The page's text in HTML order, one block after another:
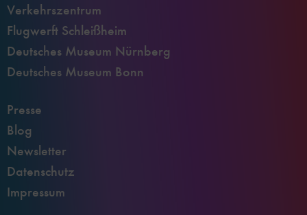
Verkehrszentrum
Flugwerft Schleißheim
Deutsches Museum Nürnberg
Deutsches Museum Bonn
Presse
Blog
Newsletter
Datenschutz
Impressum